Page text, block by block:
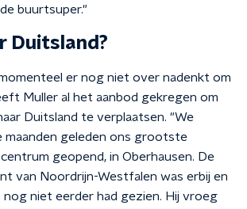
buurtsuper."
Duitsland?
er nog niet over nadenkt om
Muller al het aanbod gekregen om
Duitsland te verplaatsen. "We
maanden geleden ons grootste
geopend, in Oberhausen. De
van Noordrijn-Westfalen was erbij en
niet eerder had gezien. Hij vroeg